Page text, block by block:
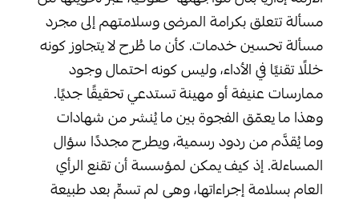
مسألة تتعلق بكرامة المرضى وسلامتهم إلى مجرد
مسألة تحسين خدمات. كأن ما طُرح لا يتجاوز كونه
خللًا تقنيًا في الأداء، وليس كونه احتمال وجود
ممارسات عنيفة أو مهينة تستدعي تحقيقًا جديًا.
وهذا ما يعمّق الفجوة بين ما يُنشر من شهادات
وما يُقدَّم من ردود رسمية، ويطرح مجددًا سؤال
المساءلة. إذ كيف يمكن لمؤسسة أن تقنع الرأي
العام بسلامة إجراءاتها، وهي لم تسمِّ بعد طبيعة